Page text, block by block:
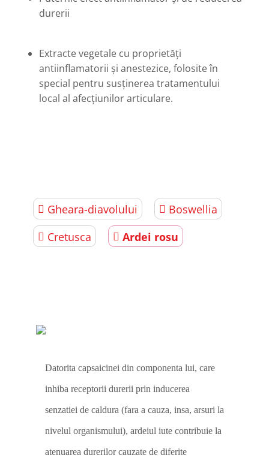
durerii
Extracte vegetale cu proprietăți
antiinflamatorii şi anestezice, folosite în
special pentru susținerea tratamentului
local al afecțiunilor articulare.
Gheara-diavolului
Boswellia
Cretusca
Ardei rosu
Datorita capsaicinei din componenta lui, care
inhiba receptorii durerii prin inducerea
senzatiei de caldura (fara a cauza, insa, arsuri la
nivelul organismului), ardeiul iute contribuie la
atenuarea durerilor cauzate de diferite